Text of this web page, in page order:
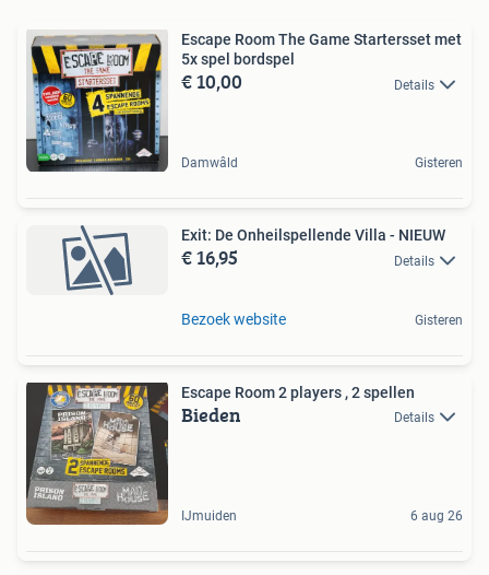
Escape Room The Game Startersset met
5x spel bordspel
€ 10,00 Details
Damwâld Gisteren
Exit: De Onheilspellende Villa - NIEUW
€ 16,95 Details
Bezoek website Gisteren
Escape Room 2 players , 2 spellen
Bieden Details
IJmuiden 6 aug 26